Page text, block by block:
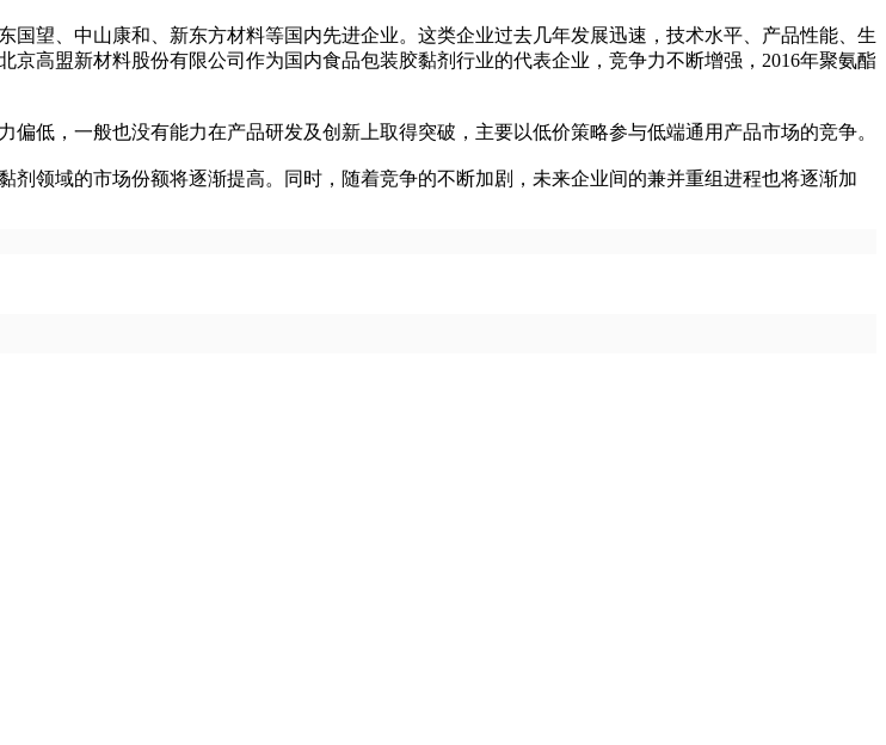
、中山康和、新东方材料等国内先进企业。这类企业过去几年发展迅速，技术水平、产品性能、生
高盟新材料股份有限公司作为国内食品包装胶黏剂行业的代表企业，竞争力不断增强，2016年聚氨酯
，一般也没有能力在产品研发及创新上取得突破，主要以低价策略参与低端通用产品市场的竞争。
领域的市场份额将逐渐提高。同时，随着竞争的不断加剧，未来企业间的兼并重组进程也将逐渐加